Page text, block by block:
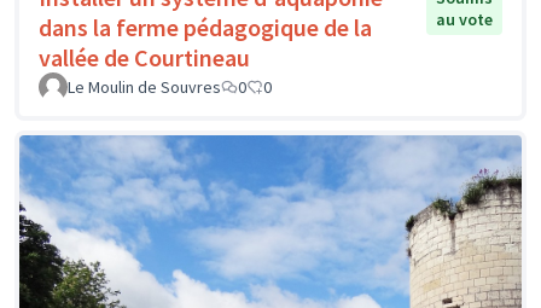
dans la ferme pédagogique de la
vallée de Courtineau
au vote
Le Moulin de Souvres 0 0